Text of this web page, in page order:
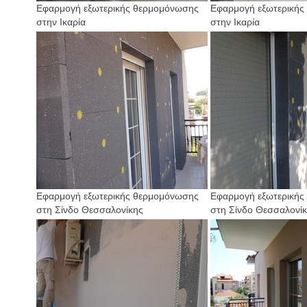
Εφαρμογή εξωτερικής θερμομόνωσης
στην Ικαρία
Εφαρμογή
στην Ικαρία
Εφαρμογή εξωτερικής θερμομόνωσης
στη Σίνδο Θεσσαλονίκης
Εφαρμογή
στη Σίνδο